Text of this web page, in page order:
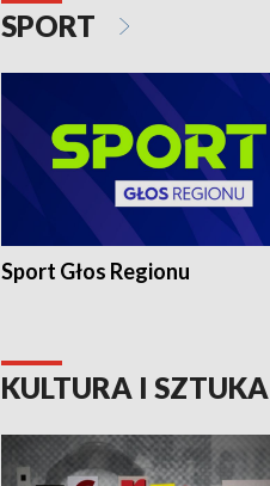
SPORT
Sport Głos Regionu
KULTURA I SZTUKA